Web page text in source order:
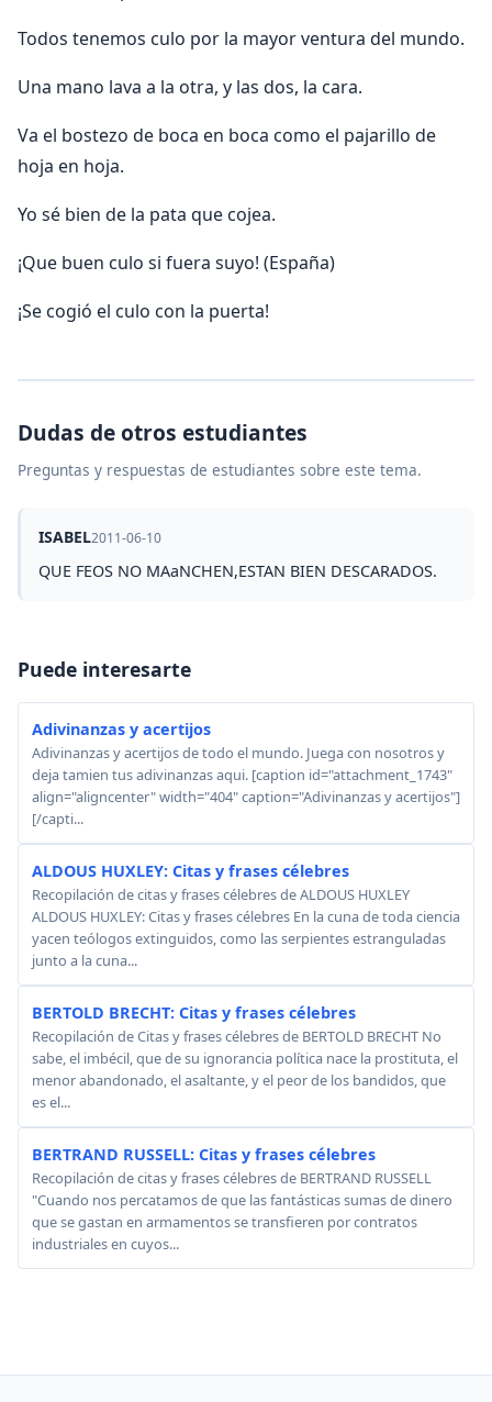
Todos tenemos culo por la mayor ventura del mundo.
Una mano lava a la otra, y las dos, la cara.
Va el bostezo de boca en boca como el pajarillo de
hoja en hoja.
Yo sé bien de la pata que cojea.
¡Que buen culo si fuera suyo! (España)
¡Se cogió el culo con la puerta!
Dudas de otros estudiantes
Preguntas y respuestas de estudiantes sobre este tema.
ISABEL2011-06-10
QUE FEOS NO MAaNCHEN,ESTAN BIEN DESCARADOS.
Puede interesarte
Adivinanzas y acertijos
Adivinanzas y acertijos de todo el mundo. Juega con nosotros y
deja tamien tus adivinanzas aqui. [caption id="attachment_1743"
align="aligncenter" width="404" caption="Adivinanzas y acertijos"]
[/capti...
ALDOUS HUXLEY: Citas y frases célebres
Recopilación de citas y frases célebres de ALDOUS HUXLEY
ALDOUS HUXLEY: Citas y frases célebres En la cuna de toda ciencia
yacen teólogos extinguidos, como las serpientes estranguladas
junto a la cuna...
BERTOLD BRECHT: Citas y frases célebres
Recopilación de Citas y frases célebres de BERTOLD BRECHT No
sabe, el imbécil, que de su ignorancia política nace la prostituta, el
menor abandonado, el asaltante, y el peor de los bandidos, que
es el...
BERTRAND RUSSELL: Citas y frases célebres
Recopilación de citas y frases célebres de BERTRAND RUSSELL
"Cuando nos percatamos de que las fantásticas sumas de dinero
que se gastan en armamentos se transfieren por contratos
industriales en cuyos...